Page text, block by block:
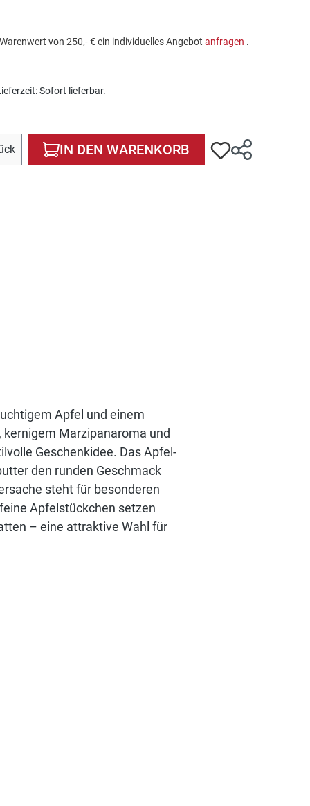
von 250,- € ein individuelles Angebot anfragen .
Sofort lieferbar.
Gib den gewünschten Wert ein oder benutze die
IN DEN WARENKORB
Apfel und einem
kernigem Marzipanaroma und
Geschenkidee. Das Apfel-
den runden Geschmack
steht für besonderen
Apfelstückchen setzen
– eine attraktive Wahl für